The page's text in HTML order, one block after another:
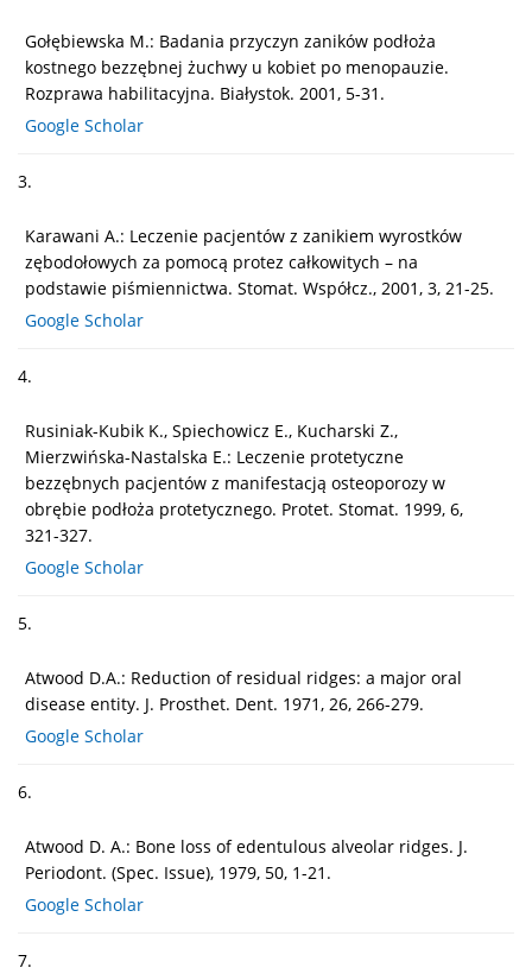
Gołębiewska M.: Badania przyczyn zaników podłoża
kostnego bezzębnej żuchwy u kobiet po menopauzie.
Rozprawa habilitacyjna. Białystok. 2001, 5-31.
Google Scholar
3.
Karawani A.: Leczenie pacjentów z zanikiem wyrostków
zębodołowych za pomocą protez całkowitych – na
podstawie piśmiennictwa. Stomat. Współcz., 2001, 3, 21-25.
Google Scholar
4.
Rusiniak-Kubik K., Spiechowicz E., Kucharski Z.,
Mierzwińska-Nastalska E.: Leczenie protetyczne
bezzębnych pacjentów z manifestacją osteoporozy w
obrębie podłoża protetycznego. Protet. Stomat. 1999, 6,
321-327.
Google Scholar
5.
Atwood D.A.: Reduction of residual ridges: a major oral
disease entity. J. Prosthet. Dent. 1971, 26, 266-279.
Google Scholar
6.
Atwood D. A.: Bone loss of edentulous alveolar ridges. J.
Periodont. (Spec. Issue), 1979, 50, 1-21.
Google Scholar
7.